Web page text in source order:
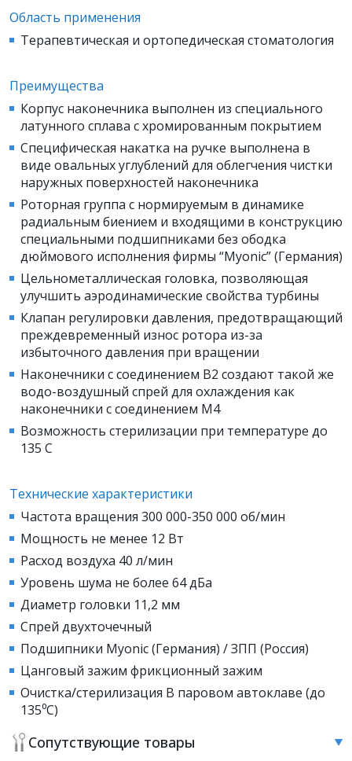
Сопутствующие товары
Область применения
Терапевтическая и ортопедическая стоматология
Преимущества
Корпус наконечника выполнен из специального
латунного сплава с хромированным покрытием
Специфическая накатка на ручке выполнена в
виде овальных углублений для облегчения чистки
наружных поверхностей наконечника
Роторная группа с нормируемым в динамике
радиальным биением и входящими в конструкцию
специальными подшипниками без ободка
дюймового исполнения фирмы “Myonic” (Германия)
Цельнометаллическая головка, позволяющая
улучшить аэродинамические свойства турбины
Клапан регулировки давления, предотвращающий
преждевременный износ ротора из-за
избыточного давления при вращении
Наконечники с соединением В2 создают такой же
водо-воздушный спрей для охлаждения как
наконечники с соединением М4
Возможность стерилизации при температуре до
135 С
Технические характеристики
Частота вращения 300 000-350 000 об/мин
Мощность не менее 12 Вт
Расход воздуха 40 л/мин
Уровень шума не более 64 дБа
Диаметр головки 11,2 мм
Спрей двухточечный
Подшипники Myonic (Германия) / ЗПП (Россия)
Цанговый зажим фрикционный зажим
Очистка/стерилизация В паровом автоклаве (до
135⁰С)